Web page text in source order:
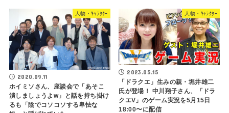
人物・ｷｬﾗｸﾀｰ
2020.09.11
ホイミソさん、座談会で「あそこ
潰しましょうよw」と話を持ち掛け
るも「陰でコソコソする卑怯な
人物・ｷｬﾗｸﾀｰ
2023.05.15
「ドラクエ」生みの親・堀井雄二
氏が登場！ 中川翔子さん、「ドラ
クエV」のゲーム実況を5月15日
18:00〜に配信